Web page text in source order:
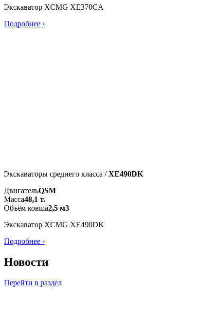
Экскаватор XCMG XE370CA
Подробнее ›
Экскаваторы среднего класса /XE490DK
ДвигательQSM
Масса48,1 т.
Объём ковша2,5 м3
Экскаватор XCMG XE490DK
Подробнее ›
Новости
Перейти в раздел